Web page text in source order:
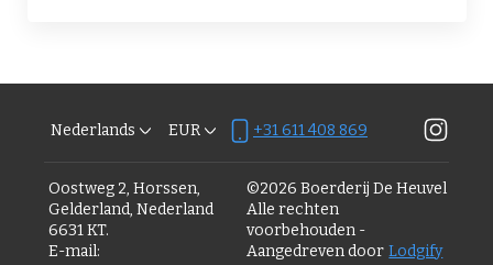
Nederlands EUR +31 611 408 869
Oostweg 2, Horssen,
Gelderland, Nederland
6631 KT.
E-mail:
©2026 Boerderij De Heuvel
Alle rechten
voorbehouden -
Aangedreven door Lodgify